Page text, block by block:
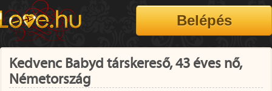
Kedvenc Babyd társkereső, 43 éves nő,
Németország